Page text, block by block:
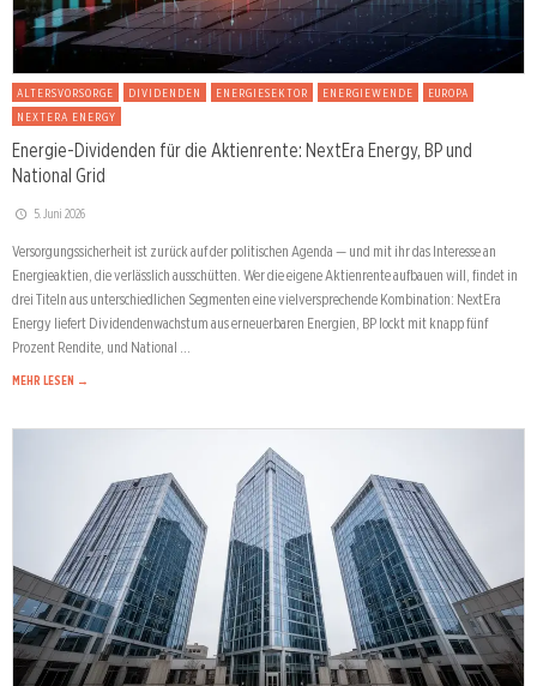
ALTERSVORSORGE DIVIDENDEN ENERGIESEKTOR ENERGIEWENDE
EUROPA
NEXTERA ENERGY
Energie-Dividenden für die Aktienrente: NextEra Energy, BP und
National Grid
5. Juni 2026
Versorgungssicherheit ist zurück auf der politischen Agenda — und mit ihr das Interesse an
Energieaktien, die verlässlich ausschütten. Wer die eigene Aktienrente aufbauen will, findet in
drei Titeln aus unterschiedlichen Segmenten eine vielversprechende Kombination: NextEra
Energy liefert Dividendenwachstum aus erneuerbaren Energien, BP lockt mit knapp fünf
Prozent Rendite, und National …
MEHR LESEN →